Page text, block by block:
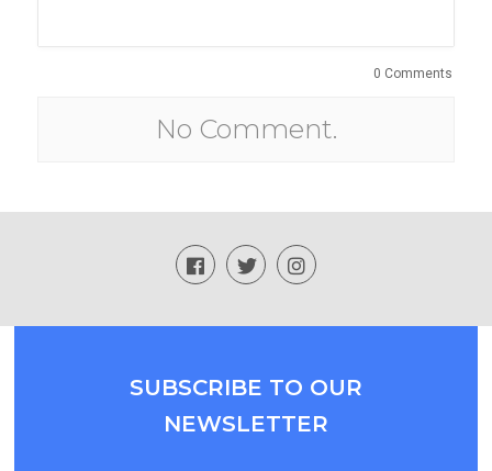
0 Comments
No Comment.
SUBSCRIBE TO OUR
NEWSLETTER